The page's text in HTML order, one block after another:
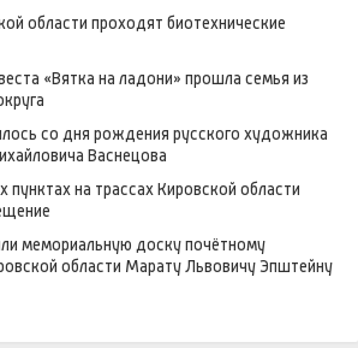
области проходят биотехнические
«Вятка на ладони» прошла семья из
со дня рождения русского художника
Васнецова
пунктах на трассах Кировской области
мемориальную доску почётному
области Марату Львовичу Эпштейну